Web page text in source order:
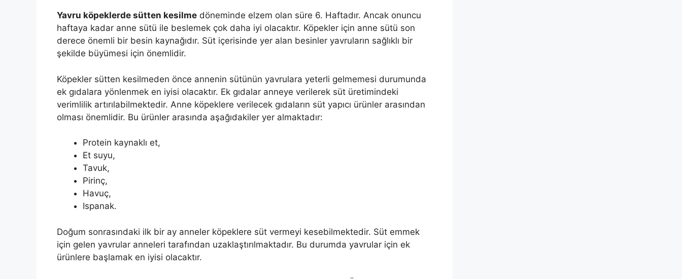
Yavru köpeklerde sütten kesilme döneminde elzem olan süre 6. Haftadır. Ancak onuncu
haftaya kadar anne sütü ile beslemek çok daha iyi olacaktır. Köpekler için anne sütü son
derece önemli bir besin kaynağıdır. Süt içerisinde yer alan besinler yavruların sağlıklı bir
şekilde büyümesi için önemlidir.
Köpekler sütten kesilmeden önce annenin sütünün yavrulara yeterli gelmemesi durumunda
ek gıdalara yönlenmek en iyisi olacaktır. Ek gıdalar anneye verilerek süt üretimindeki
verimlilik artırılabilmektedir. Anne köpeklere verilecek gıdaların süt yapıcı ürünler arasından
olması önemlidir. Bu ürünler arasında aşağıdakiler yer almaktadır:
Protein kaynaklı et,
Et suyu,
Tavuk,
Pirinç,
Havuç,
Ispanak.
Doğum sonrasındaki ilk bir ay anneler köpeklere süt vermeyi kesebilmektedir. Süt emmek
için gelen yavrular anneleri tarafından uzaklaştırılmaktadır. Bu durumda yavrular için ek
ürünlere başlamak en iyisi olacaktır.